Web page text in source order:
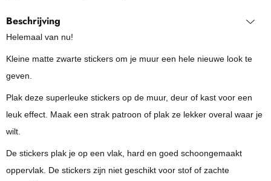
Beschrijving
Helemaal van nu!
Kleine matte zwarte stickers om je muur een hele nieuwe look te
geven.
Plak deze superleuke stickers op de muur, deur of kast voor een
leuk effect. Maak een strak patroon of plak ze lekker overal waar je
wilt.
De stickers plak je op een vlak, hard en goed schoongemaakt
oppervlak. De stickers zijn niet geschikt voor stof of zachte